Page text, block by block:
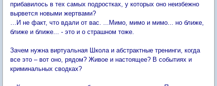
прибавилось в тех самых подростках, у которых оно неизбежно
вырвется новыми жертвами?
…И не факт, что вдали от вас. ...Мимо, мимо и мимо... но ближе,
ближе и ближе... - это и о страшном тоже.
Зачем нужна виртуальная Школа и абстрактные тренинги, когда
все это – вот оно, рядом? Живое и настоящее? В событиях и
криминальных сводках?